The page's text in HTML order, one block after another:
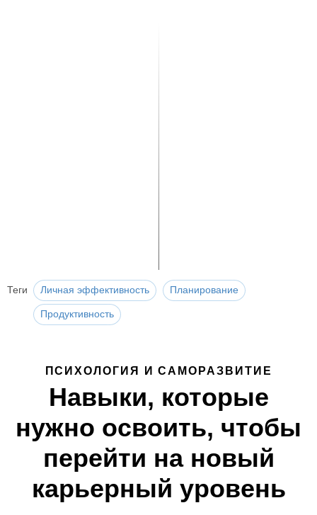
Теги Личная эффективность Планирование
Продуктивность
ПСИХОЛОГИЯ И САМОРАЗВИТИЕ
Навыки, которые
нужно освоить, чтобы
перейти на новый
карьерный уровень